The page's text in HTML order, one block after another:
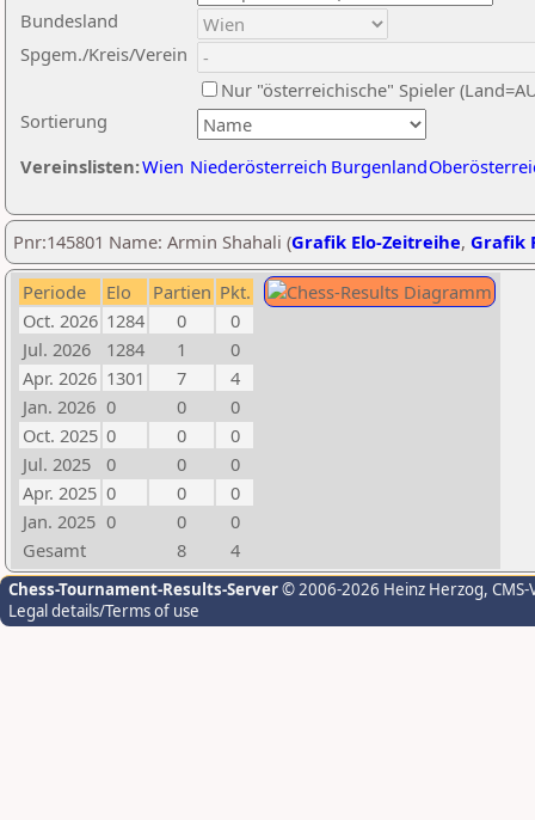
Sortierung
Bundesland
Spgem./Kreis/Verein
Nur "österreichische" Spieler
Vereinslisten:Wien Niederösterreich Burgenland
Pnr:145801 Name: Armin Shahali (Grafik Elo-Zeitreihe, Grafik
Periode Elo Partien Pkt.
Oct. 2026 1284 0
0
Jul. 2026
1284 1
0
Apr. 2026 1301 7
4
Jan. 2026 0 0
0
Oct. 2025 0 0
0
Jul. 2025
0 0
0
Apr. 2025 0 0
0
Jan. 2025 0 0
0
Gesamt
8 4
Chess-Tournament-Results-Server© 2006-2026 Heinz Herzog,
Legal details/Terms of use